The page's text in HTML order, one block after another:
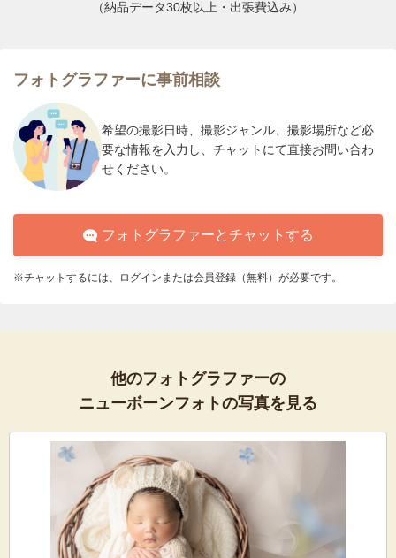
（納品データ30枚以上・出張費込み）
フォトグラファーに事前相談
希望の撮影日時、撮影ジャンル、撮影場所など必
要な情報を入力し、チャットにて直接お問い合わ
せください。
フォトグラファーとチャットする
※チャットするには、ログインまたは会員登録（無料）が必要です。
他のフォトグラファーの
ニューボーンフォトの写真を見る